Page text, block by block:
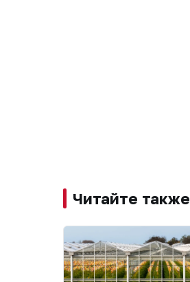
Читайте также